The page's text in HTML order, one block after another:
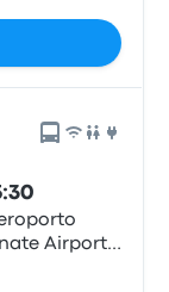
Airport